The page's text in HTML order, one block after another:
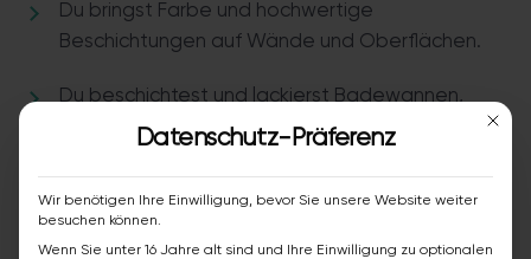
Du bringst Farbe und hochwertige
Beschichtungen auf Wände und Oberflächen.
Du beschichtest und lackierst Badewannen,
Wände und Fliesen.
Dein Profil und was wir erwarten
Mit
Datenschutz-Präferenz
Wir benötigen Ihre Einwilligung, bevor Sie unsere Website weiter
besuchen können.
Wenn Sie unter 16 Jahre alt sind und Ihre Einwilligung zu optionalen